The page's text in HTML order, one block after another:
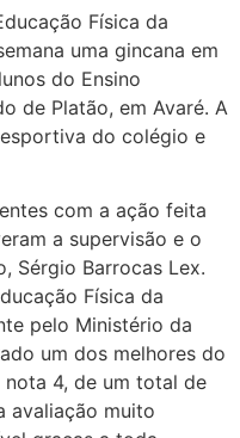
Física da
uma gincana em
do Ensino
de Platão, em Avaré. A
do colégio e
com a ação feita
a supervisão e o
Sérgio Barrocas Lex.
Física da
pelo Ministério da
um dos melhores do
nota 4, de um total de
avaliação muito